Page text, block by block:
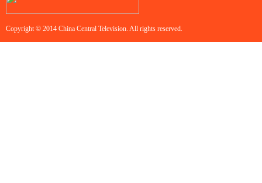
Copyright © 2014 China Central Television. All rights reserved.